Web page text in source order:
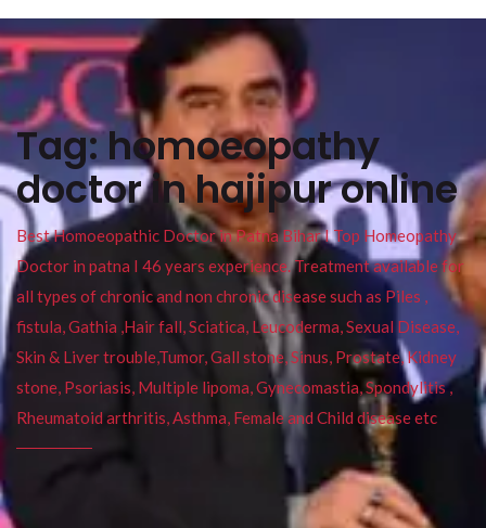
Tag:homoeopathy
doctor in hajipur online
Best Homoeopathic Doctor in Patna Bihar I Top Homeopathy
Doctor in patna I 46 years experience. Treatment available for
all types of chronic and non chronic disease such as Piles ,
fistula, Gathia ,Hair fall, Sciatica, Leucoderma, Sexual Disease,
Skin & Liver trouble,Tumor, Gall stone, Sinus, Prostate, Kidney
stone, Psoriasis, Multiple lipoma, Gynecomastia, Spondylitis ,
Rheumatoid arthritis, Asthma, Female and Child disease etc